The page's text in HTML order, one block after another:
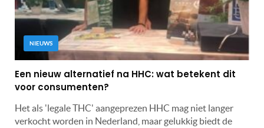
NIEUWS
Een nieuw alternatief na HHC: wat betekent dit
voor consumenten?
Het als 'legale THC' aangeprezen HHC mag niet langer
verkocht worden in Nederland, maar gelukkig biedt de